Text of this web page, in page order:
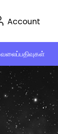
Account
வலைப்பதிவுகள்